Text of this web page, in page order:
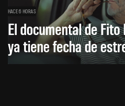
HACE 6 HORAS
El documental de
ya tiene fecha de